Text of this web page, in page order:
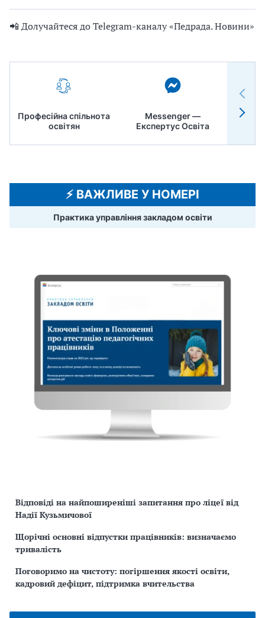
📲 Долучайтеся до Telegram-каналу «Педрада. Новини»
Професійна спільнота
освітян
Messenger —
Експертус Освіта
⚡️ ВАЖЛИВЕ У НОМЕРІ
Практика управління закладом освіти
Відповіді на найпоширеніші запитання про ліцеї від
Надії Кузьмичової
Щорічні основні відпустки працівників: визначаємо
тривалість
Поговоримо на чистоту: погіршення якості освіти,
кадровий дефіцит, підтримка вчительства